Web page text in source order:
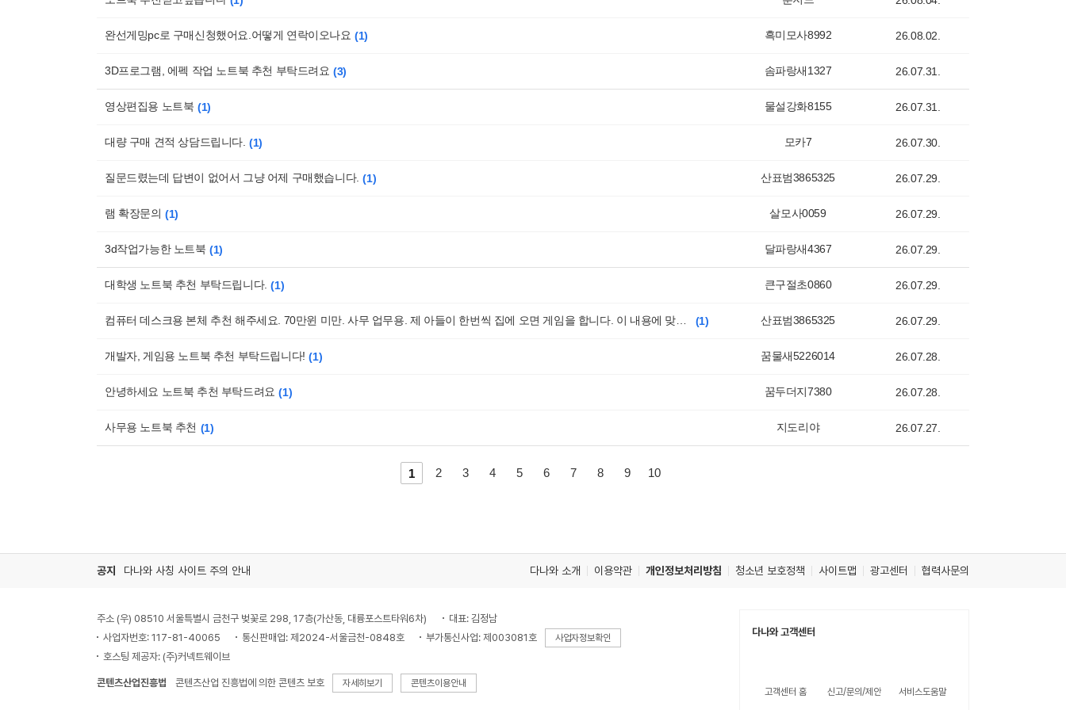
완선게밍pc로 구매신청했어요.어떻게 연락이오나요 1 흑미모사8992 26.08.02.
3D프로그램, 에펙 작업 노트북 추천 부탁드려요 3 솜파랑새1327 26.07.31.
영상편집용 노트북 1 물설강화8155 26.07.31.
대량 구매 견적 상담드립니다. 1 모카7 26.07.30.
질문드렸는데 답변이 없어서 그냥 어제 구매했습니다. 1 산표범3865325 26.07.29.
램 확장문의 1 살모사0059 26.07.29.
3d작업가능한 노트북 1 달파랑새4367 26.07.29.
대학생 노트북 추천 부탁드립니다. 1 큰구절초0860 26.07.29.
컴퓨터 데스크용 본체 추천 해주세요. 70만윈 미만. 사무 업무용. 제 아들이 한번씩 집에 오면 게임을 합니다. 이 내용에 맞게 추천 부탁드립니다 1 산표범3865325 26.07.29.
개발자, 게임용 노트북 추천 부탁드립니다! 1 꿈물새5226014 26.07.28.
안녕하세요 노트북 추천 부탁드려요 1 꿈두더지7380 26.07.28.
사무용 노트북 추천 1 지도리야 26.07.27.
1 2 3 4 5 6 7 8 9 10
공지 다나와 사칭 사이트 주의 안내 다나와 소개 이용약관 개인정보처리방침 청소년 보호정책 사이트맵 광고센터 협력사문의
주소 (우) 08510 서울특별시 금천구 벚꽃로 298, 17층(가산동, 대륭포스트타워6차)
대표: 김정남
사업자번호: 117-81-40065
통신판매업: 제2024-서울금천-0848호 부가통신사업: 제003081호 사업자정보확인
호스팅 제공자: (주)커넥트웨이브
콘텐츠산업진흥법 콘텐츠산업 진흥법에 의한 콘텐츠 보호 자세히보기 콘텐츠이용안내
다나와 고객센터
고객센터 홈 신고/문의/제안 서비스도움말